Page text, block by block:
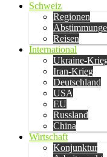
Schweiz
Regionen
Reisen
International
Ukraine-
Iran-Krieg
Deutschland
USA
EU
Russland
China
Wirtschaft
Konjunktur